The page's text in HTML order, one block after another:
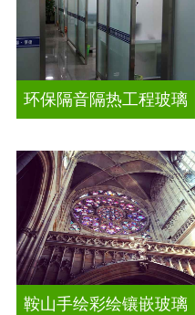
环保隔音隔热工程玻璃
鞍山手绘彩绘镶嵌玻璃